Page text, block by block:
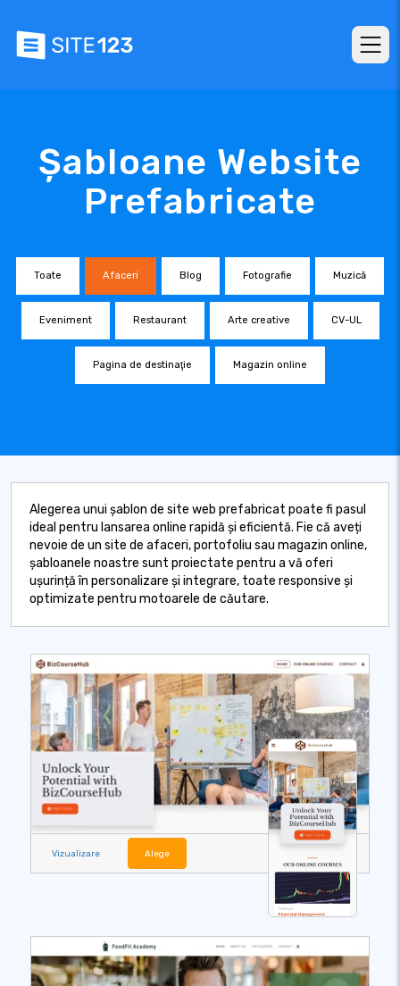
Șabloane Website
Prefabricate
Toate Afaceri Blog Fotografie Muzică
Eveniment Restaurant Arte creative CV-UL
Pagina de destinaţie Magazin online
Alegerea unui șablon de site web prefabricat poate fi pasul
ideal pentru lansarea online rapidă și eficientă. Fie că aveți
nevoie de un site de afaceri, portofoliu sau magazin online,
șabloanele noastre sunt proiectate pentru a vă oferi
ușurință în personalizare și integrare, toate responsive și
optimizate pentru motoarele de căutare.
Vizualizare Alege